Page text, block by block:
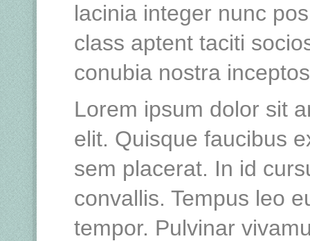
lacinia integer nunc
class aptent taciti
conubia nostra
Lorem ipsum dolor sit
elit. Quisque faucibus
sem placerat. In id
convallis. Tempus leo
tempor. Pulvinar